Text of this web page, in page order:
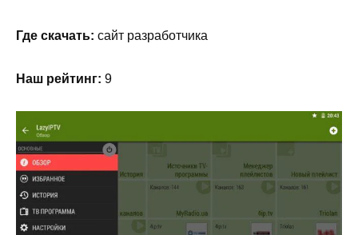
Где скачать: сайт разработчика
Наш рейтинг: 9